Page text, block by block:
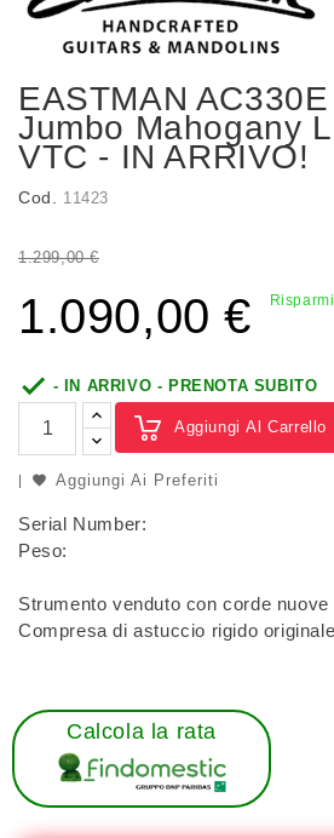
EASTMAN
Jumbo Mahogany
VTC - IN ARRIVO!
Cod. 11423
1.299,00 €
1.090,00 €
 - IN ARRIVO - PRENOTA SUBITO
Aggiungi Al Carrello
Aggiungi Ai Preferiti
Serial Number:
Peso:
Strumento venduto con corde
Compresa di astuccio rigido
Calcola la rata